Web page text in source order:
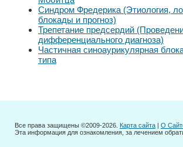
Синдром Фредерика (Этиология,
блокады и прогноз)
Трепетание предсердий
дифференциального диагноза)
Частичная синоаурикулярная
типа
Все права защищены ©2009-2026. Карта сайта | О
Эта информация для ознакомления, за лечением